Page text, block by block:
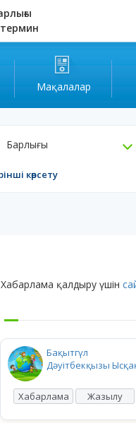
термин
Мақалалар
Барлығы
көрсету
Хабарлама қалдыру үшін
Бақытгүл
Дәуітбекқызы
Хабарлама Жазылу